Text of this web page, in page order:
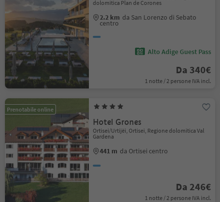
dolomitica Plan de Corones
2.2 km da San Lorenzo di Sebato
centro
Alto Adige Guest Pass
Da 340€
1 notte / 2 persone IVA incl.
Prenotabile online
Hotel Grones
Ortisei/Urtijëi, Ortisei, Regione dolomitica Val
Gardena
441 m da Ortisei centro
Da 246€
1 notte / 2 persone IVA incl.